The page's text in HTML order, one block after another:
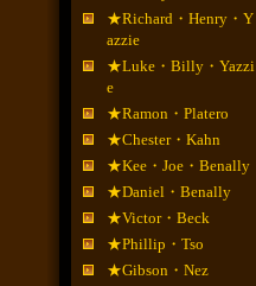
★Richard・Henry・Y
azzie
★Luke・Billy・Yazzi
e
★Ramon・Platero
★Chester・Kahn
★Kee・Joe・Benally
★Daniel・Benally
★Victor・Beck
★Phillip・Tso
★Gibson・Nez